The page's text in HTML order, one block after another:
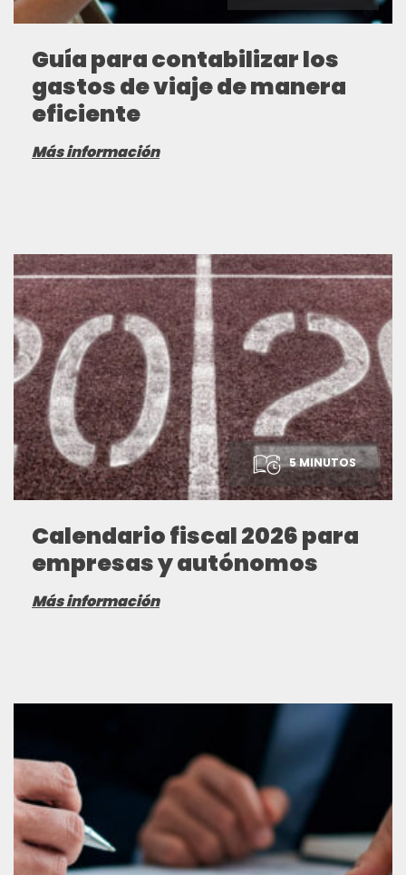
Guía para contabilizar los
gastos de viaje de manera
eficiente
Más información
5 MINUTOS
Calendario fiscal 2026 para
empresas y autónomos
Más información